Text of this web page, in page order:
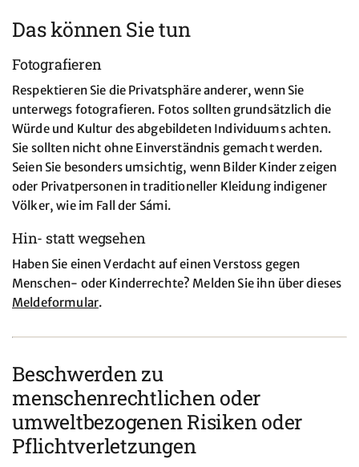
Das können Sie tun
Fotografieren
Respektieren Sie die Privatsphäre anderer, wenn Sie
unterwegs fotografieren. Fotos sollten grundsätzlich die
Würde und Kultur des abgebildeten Individuums achten.
Sie sollten nicht ohne Einverständnis gemacht werden.
Seien Sie besonders umsichtig, wenn Bilder Kinder zeigen
oder Privatpersonen in traditioneller Kleidung indigener
Völker, wie im Fall der Sámi.
Hin- statt wegsehen
Haben Sie einen Verdacht auf einen Verstoss gegen
Menschen- oder Kinderrechte? Melden Sie ihn über dieses
Meldeformular.
Beschwerden zu
menschenrechtlichen oder
umweltbezogenen Risiken oder
Pflichtverletzungen